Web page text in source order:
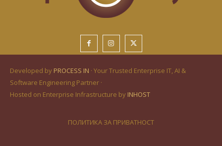
Developed by PROCESS IN · Your Trusted Enterprise IT, AI &
Software Engineering Partner ·
Hosted on Enterprise Infrastructure by INHOST
ПОЛИТИКА ЗА ПРИВАТНОСТ